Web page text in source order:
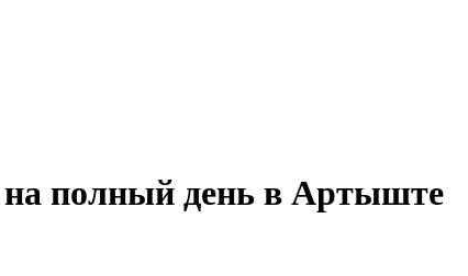
на полный день в Артыште